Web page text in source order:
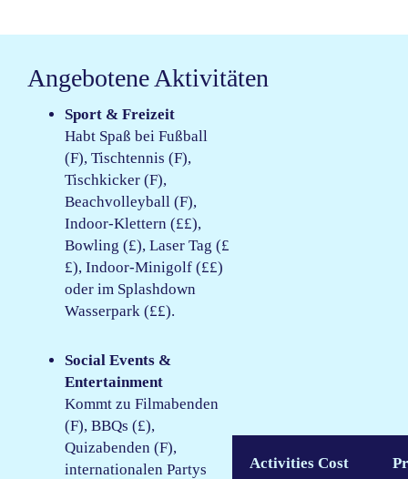
Angebotene Aktivitäten
Sport & Freizeit
Habt Spaß bei Fußball
(F), Tischtennis (F),
Tischkicker (F),
Beachvolleyball (F),
Indoor-Klettern (££),
Bowling (£), Laser Tag (£
£), Indoor-Minigolf (££)
oder im Splashdown
Wasserpark (££).
Social Events &
Entertainment
Kommt zu Filmabenden
(F), BBQs (£),
Quizabenden (F),
internationalen Partys
Activities Cost